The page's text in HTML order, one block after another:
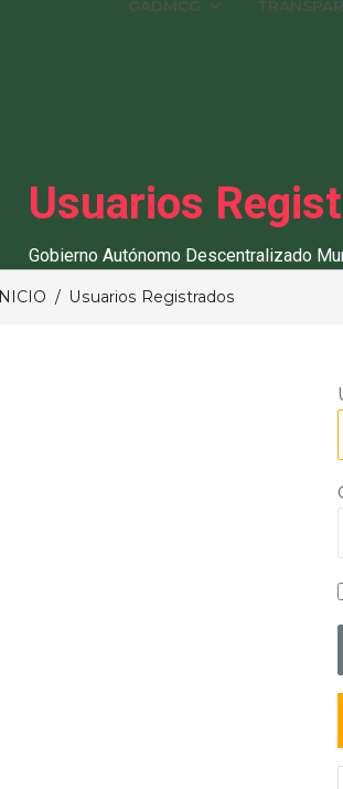
GADMCG
Usuarios
Gobierno Autónomo Descentralizado
INICIO Usuarios Registrados